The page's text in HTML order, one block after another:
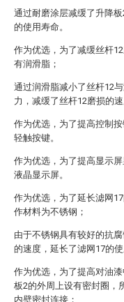
通过耐磨涂层减缓了升降
的使用寿命。
作为优选，为了减缓丝杆
有润滑脂；
通过润滑脂减小了丝杆12
力，减缓了丝杆12磨损的速
作为优选，为了提高控制
轻触按键。
作为优选，为了提高显示
液晶显示屏。
作为优选，为了延长滤网
作材料为不锈钢；
由于不锈钢具有较好的抗
的速度，延长了滤网17的使
作为优选，为了提高对油
板2的外周上设有密封圈，
内壁密封连接；